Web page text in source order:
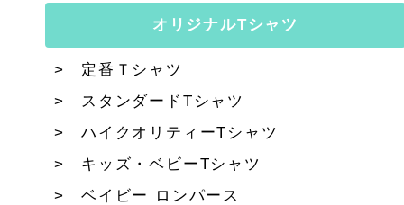
オリジナルTシャツ
定番Ｔシャツ
スタンダードTシャツ
ハイクオリティーTシャツ
キッズ・ベビーTシャツ
ベイビー ロンパース